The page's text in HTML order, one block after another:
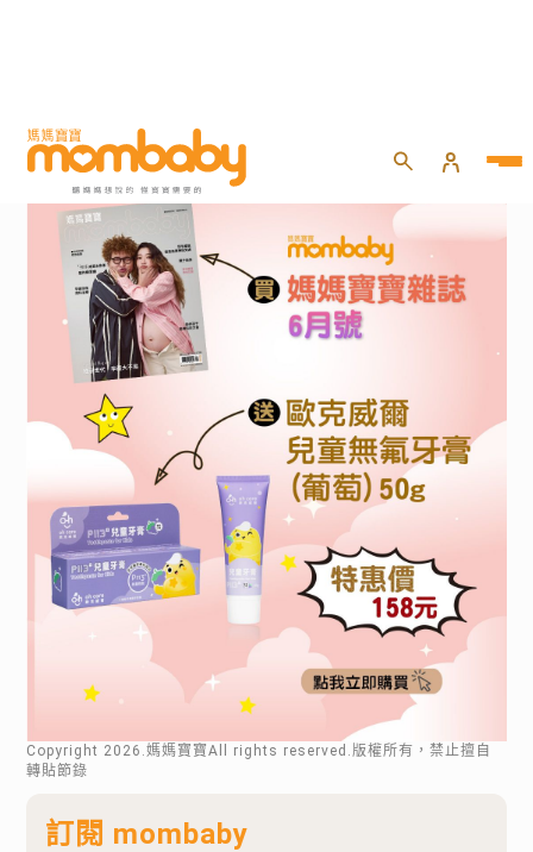
Copyright 2026 .媽媽寶寶All rights reserved.版權所有，禁止擅自
轉貼節錄
訂閱 mombaby